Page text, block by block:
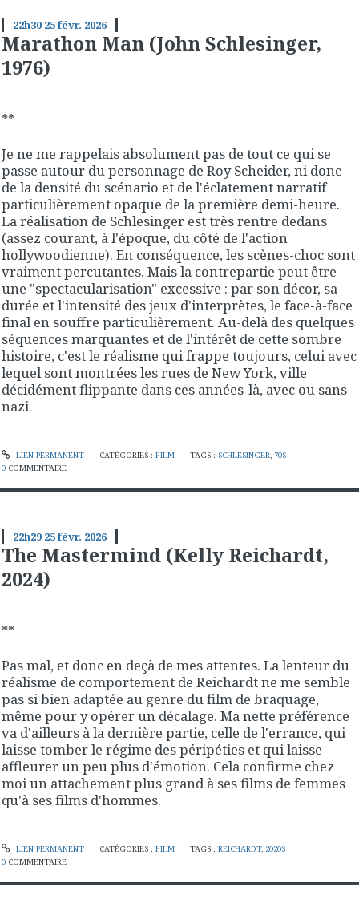
22h30 25févr. 2026
Marathon Man (John Schlesinger,
1976)
**
Je ne me rappelais absolument pas de tout ce qui se
passe autour du personnage de Roy Scheider, ni donc
de la densité du scénario et de l'éclatement narratif
particulièrement opaque de la première demi-heure.
La réalisation de Schlesinger est très rentre dedans
(assez courant, à l'époque, du côté de l'action
hollywoodienne). En conséquence, les scènes-choc sont
vraiment percutantes. Mais la contrepartie peut être
une "spectacularisation" excessive : par son décor, sa
durée et l'intensité des jeux d'interprètes, le face-à-face
final en souffre particulièrement. Au-delà des quelques
séquences marquantes et de l'intérêt de cette sombre
histoire, c'est le réalisme qui frappe toujours, celui avec
lequel sont montrées les rues de New York, ville
décidément flippante dans ces années-là, avec ou sans
nazi.
LIEN PERMANENT CATÉGORIES : FILM TAGS : SCHLESINGER, 70S
0 COMMENTAIRE
22h29 25févr. 2026
The Mastermind (Kelly Reichardt,
2024)
**
Pas mal, et donc en deçà de mes attentes. La lenteur du
réalisme de comportement de Reichardt ne me semble
pas si bien adaptée au genre du film de braquage,
même pour y opérer un décalage. Ma nette préférence
va d'ailleurs à la dernière partie, celle de l'errance, qui
laisse tomber le régime des péripéties et qui laisse
affleurer un peu plus d'émotion. Cela confirme chez
moi un attachement plus grand à ses films de femmes
qu'à ses films d'hommes.
LIEN PERMANENT CATÉGORIES : FILM TAGS :REICHARDT, 2020S
0 COMMENTAIRE